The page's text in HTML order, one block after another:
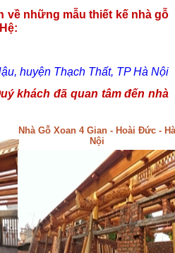
những mẫu thiết kế nhà gỗ
huyện Thạch Thất, TP Hà Nội
khách đã quan tâm đến nhà
Nhà Gỗ Xoan 4 Gian - Hoài Đức - Hà
Nội